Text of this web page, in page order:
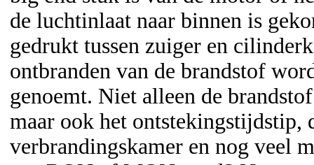
de luchtinlaat naar binnen is
gedrukt tussen zuiger en
ontbranden van de brandstof
genoemt. Niet alleen de
maar ook het ontstekingstijdstip,
verbrandingskamer en nog veel